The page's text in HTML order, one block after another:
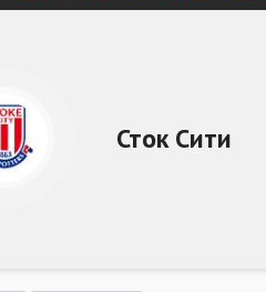
Сток Сити